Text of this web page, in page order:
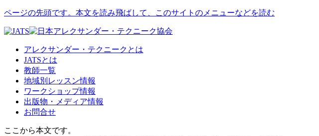
ページの先頭です。本文を読み飛ばして、このサイトのメニューなどを読む
アレクサンダー・テクニークとは
JATSとは
教師一覧
地域別レッスン情報
ワークショップ情報
出版物・メディア情報
お問合せ
ここから本文です。